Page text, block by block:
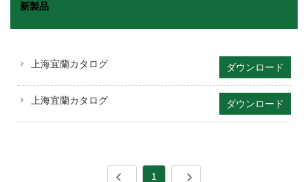
新製品
上海宜蘭カタログ ダウンロード
上海宜蘭カタログ ダウンロード
1